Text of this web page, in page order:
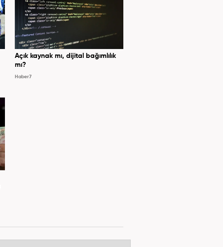
Açık kaynak mı, dijital bağımlılık
mı?
Haber7